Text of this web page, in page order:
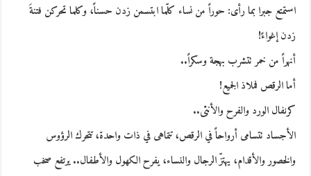
استمتع جبرا بما رأى: حوراً من نساء كلّما ابتسمن زدن حسناً، وكلما تحركن فتنةَ
زدن إغواءً!
أنهراً من خمر تتشرب بهجة وسكراً..
أما الرقص فملاذ الجميع!
كرنفال الورد والفرح والأنثى..
الأجساد تتسامى أرواحاً في الرقص، تتماهى في ذات واحدة، تتحرك الرؤوس
والخصور والأقدام، يهتزّ الرجال والنساء، يفرح الكهول والأطفال.. يرتفع صخب